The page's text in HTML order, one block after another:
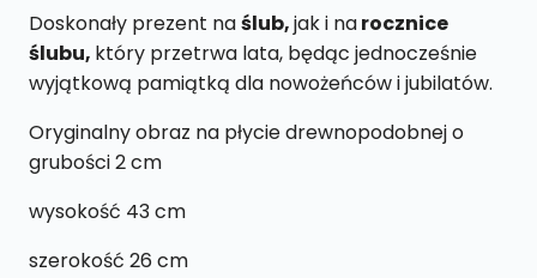
Doskonały prezent naślub,jak i narocznice
ślubu, który przetrwa lata, będąc jednocześnie
wyjątkową pamiątką dla nowożeńców i jubilatów.
Oryginalny obraz na płycie drewnopodobnej o
grubości 2 cm
wysokość 43 cm
szerokość 26 cm